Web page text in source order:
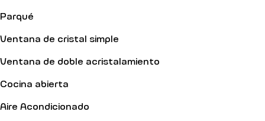
Parqué
Ventana de cristal simple
Ventana de doble acristalamiento
Cocina abierta
Aire Acondicionado